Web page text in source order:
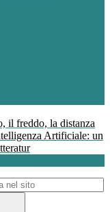
freddo, la distanza
Artificiale: un